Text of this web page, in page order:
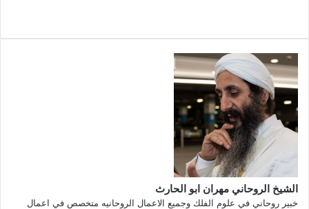
الشيخ الروحاني مهران ابو الحارث
خبير روحاني في علوم الفلك وجميع الاعمال الروحانيه متخصص في اعمال